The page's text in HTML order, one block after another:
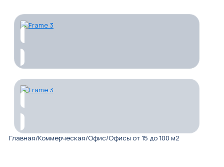
Главная/Коммерческая/Офис/Офисы от 15 до 100 м2